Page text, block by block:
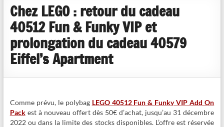
reviews
Chez LEGO : retour du cadeau
40512 Fun & Funky VIP et
prolongation du cadeau 40579
Eiffel’s Apartment
Comme prévu, le polybag LEGO 40512 Fun & Funky VIP Add On
Packest à nouveau offert dès 50€ d’achat, jusqu’au 31 décembre
2022 ou dans la limite des stocks disponibles. L’offre est réservée